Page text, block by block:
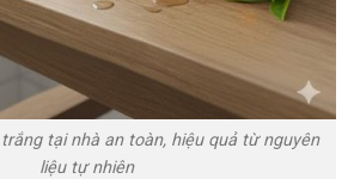
tại nhà an toàn, hiệu quả từ nguyên
liệu tự nhiên